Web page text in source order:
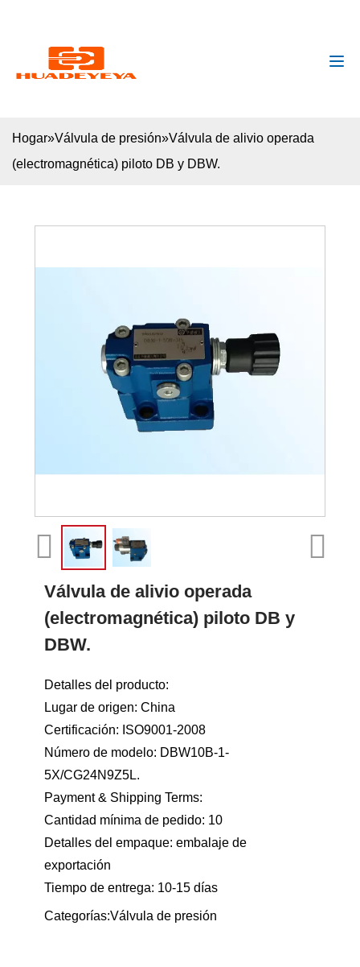
Hogar»Válvula de presión»Válvula de alivio operada
(electromagnética) piloto DB y DBW.
Válvula de alivio operada
(electromagnética) piloto DB y
DBW.
Detalles del producto:
Lugar de origen: China
Certificación: ISO9001-2008
Número de modelo: DBW10B-1-
5X/CG24N9Z5L.
Payment & Shipping Terms:
Cantidad mínima de pedido: 10
Detalles del empaque: embalaje de
exportación
Tiempo de entrega: 10-15 días
Categorías:Válvula de presión